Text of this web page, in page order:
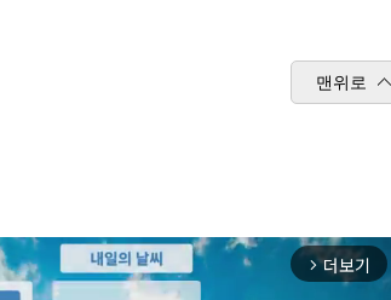
맨위로
arrow_forward_ios 더보기